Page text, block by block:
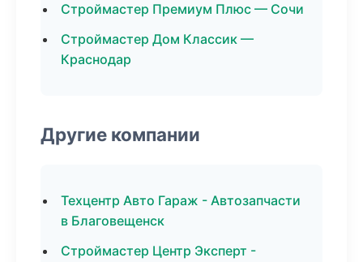
Строймастер Премиум Плюс — Сочи
Строймастер Дом Классик —
Краснодар
Другие компании
Техцентр Авто Гараж - Автозапчасти
в Благовещенск
Строймастер Центр Эксперт -